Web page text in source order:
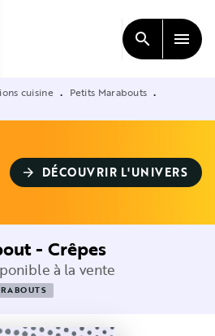
CONTENU
search menu
cuisine • Petits Marabouts •
arrow_forward DÉCOUVRIR L'UNIVERS
- Crêpes
à la vente